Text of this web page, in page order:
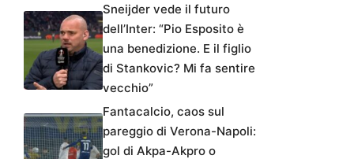
Sneijder vede il futuro
dell’Inter: “Pio Esposito è
una benedizione. E il figlio
di Stankovic? Mi fa sentire
vecchio”
Fantacalcio, caos sul
pareggio di Verona-Napoli:
gol di Akpa-Akpro o